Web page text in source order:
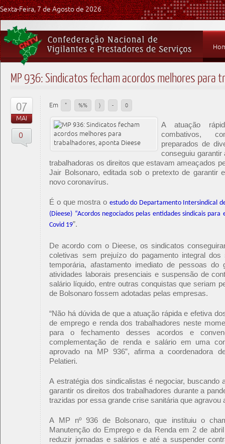
Sexta-Feira, 7 de Agosto de 2026
MP 936: Sindicatos fecham acordos melhores para
07
MAI
0
Em " %% ) - 0
A atuação
combativos,
preparados de
conseguiu garantir
trabalhadoras os direitos que estavam ameaçados
Jair Bolsonaro, editada sob o pretexto de garantir
novo coronavírus.
É o que mostra o estudo do Departamento Intersindical
(Dieese) “Acordos negociados pelas entidades sindicais
Covid 19”.
De acordo com o Dieese, os sindicatos
coletivas sem prejuízo do pagamento integral dos
temporária, afastamento imediato de pessoas
atividades laborais presenciais e suspensão de
salário líquido, entre outras conquistas que seriam
de Bolsonaro fossem adotadas pelas empresas.
“Não há dúvida de que a atuação rápida e efetiva
de emprego e renda dos trabalhadores neste
para o fechamento desses acordos e
complementação de renda e salário em uma
aprovado na MP 936”, afirma a coordenadora
Pelatieri.
A estratégia dos sindicalistas é negociar, buscando
garantir os direitos dos trabalhadores durante a
trazidas por essa grande crise sanitária que
A MP nº 936 de Bolsonaro, que instituiu o
Manutenção do Emprego e da Renda em 2 de
reduzir jornadas e salários e até a suspender